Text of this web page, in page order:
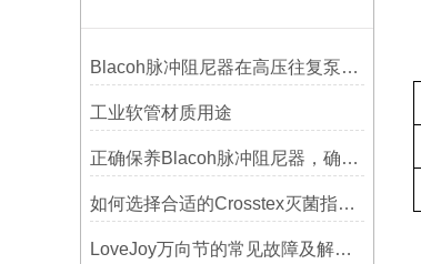
Blacoh脉冲阻尼器在高压往复泵系统中的应用
工业软管材质用途
正确保养Blacoh脉冲阻尼器，确保长期稳定运行
如何选择合适的Crosstex灭菌指示标签？
LoveJoy万向节的常见故障及解决方案